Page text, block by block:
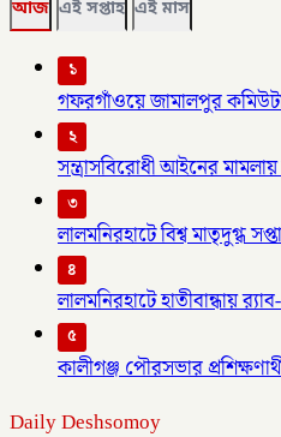
আজ এই সপ্তাহ এই মাস
১
গফরগাঁওয়ে জামালপুর
২
সন্ত্রাসবিরোধী আইনের
৩
লালমনিরহাটে বিশ্ব মাতৃদুগ্ধ
৪
লালমনিরহাটে হাতীবান্ধায়
৫
কালীগঞ্জ পৌরসভার
Daily Deshsomoy